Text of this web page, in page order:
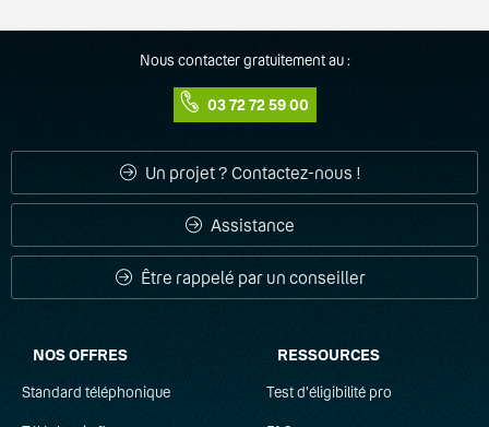
Offre "1er mois gratuit" réservée aux nouveaux clients, puis
Les frais d'accès au service sont offerts.
Offre sans condition d'engagement et résiliable à tout
moment (tout mois commencé est dû).
Offre réservée aux entreprises de France métropolitaine.
Communications illimitées : 24h/24 et 7j/7 vers les fixes et
mobiles en France métropolitaine, hors numéros courts,
spéciaux ou appels radios.
Forfaits fixe et mobile:
Appels illimités depuis la France métropolitaine vers 201
métropolitaine et depuis UE / DOM vers UE / DOM / France
(hors n° courts et n° spéciaux).
60 Go inclus en France / UE / DOM sur le réseau 4G, puis
data facturée 0.01€/Mo (débit réduit au-delà de 100 Go).
Nous contacter gratuitement au :
03 72 72 59 00
Un projet ? Contactez-nous !
Assistance
Être rappelé par un conseiller
NOS OFFRES
Standard téléphonique
RESSOURCES
Test d'éligibilité pro